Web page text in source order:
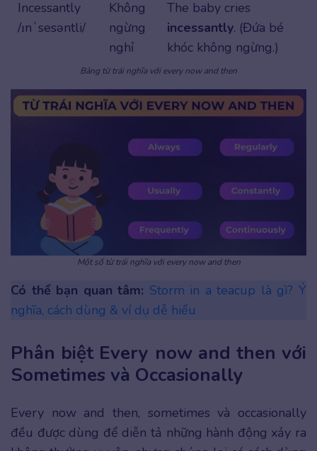
Incessantly
/ɪnˈsesəntli/
Không
ngừng
nghỉ
The baby cries
incessantly. (Đứa bé
khóc không ngừng.)
Bảng từ trái nghĩa với every now and then
Một số từ trái nghĩa với every now and then
Có thể bạn quan tâm: Storm in a teacup là gì? Ý
nghĩa, cách dùng & ví dụ dễ hiểu
Phân biệt Every now and then với
Sometimes và Occasionally
Every now and then, sometimes và occasionally
đều được dùng để diễn tả những hành động xảy ra